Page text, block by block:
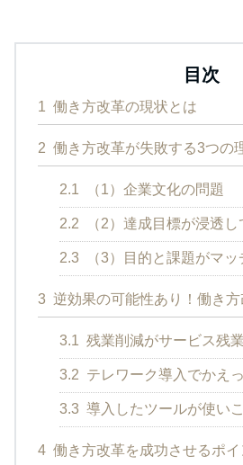
目次
1 働き方改革の現状とは
2 働き方改革が失敗する3つの
2.1 （1）企業文化の問題
2.2 （2）達成目標が浸透し
2.3 （3）目的と課題がマ
3 逆効果の可能性あり！働き
3.1 残業削減がサービス残
3.2 テレワーク導入でかえ
3.3 導入したツールが使い
4 働き方改革を成功させるポ